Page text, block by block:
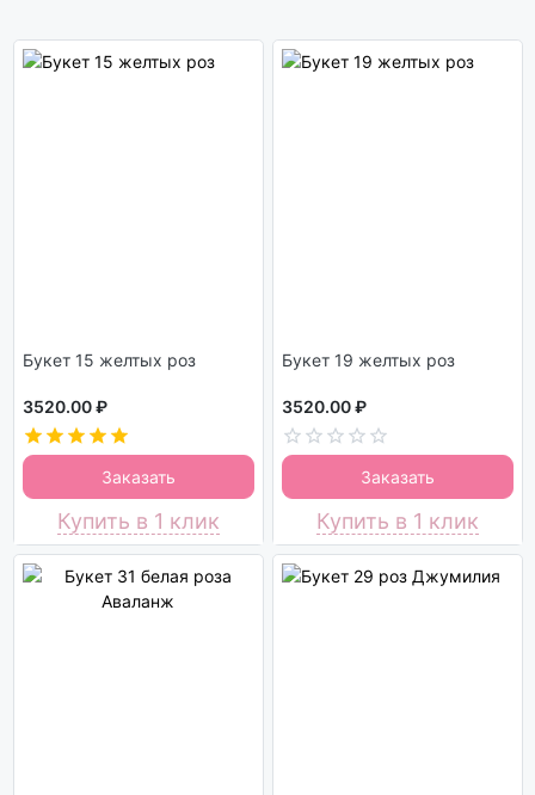
Букет 15 желтых роз
3520.00 ₽
Заказать
Купить в 1 клик
Букет 19 желтых роз
3520.00 ₽
Заказать
Купить в 1 клик